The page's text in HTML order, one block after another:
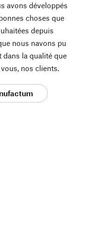
avons développés
choses que
depuis
nous navons pu
la qualité que
nos clients.